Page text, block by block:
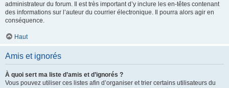
administrateur du forum. Il est très important d’y inclure les en-têtes contenant
des informations sur l’auteur du courrier électronique. Il pourra alors agir en
conséquence.
Haut
Amis et ignorés
À quoi sert ma liste d’amis et d’ignorés ?
Vous pouvez utiliser ces listes afin d’organiser et trier certains utilisateurs du